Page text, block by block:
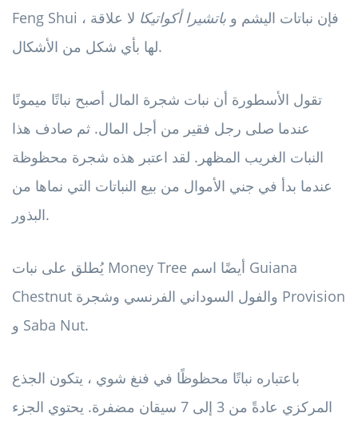
Feng Shui ، فإن نباتات اليشم و باتشيرا أكواتيكا لا علاقة
لها بأي شكل من الأشكال.
تقول الأسطورة أن نبات شجرة المال أصبح نباتًا ميمونًا
عندما صلى رجل فقير من أجل المال. ثم صادف هذا
النبات الغريب المظهر. لقد اعتبر هذه شجرة محظوظة
عندما بدأ في جني الأموال من بيع النباتات التي نماها من
البذور.
يُطلق على نبات Money Tree أيضًا اسم Guiana
Chestnut والفول السوداني الفرنسي وشجرة Provision
و Saba Nut.
باعتباره نباتًا محظوظًا في فنغ شوي ، يتكون الجذع
المركزي عادةً من 3 إلى 7 سيقان مضفرة. يحتوي الجزء